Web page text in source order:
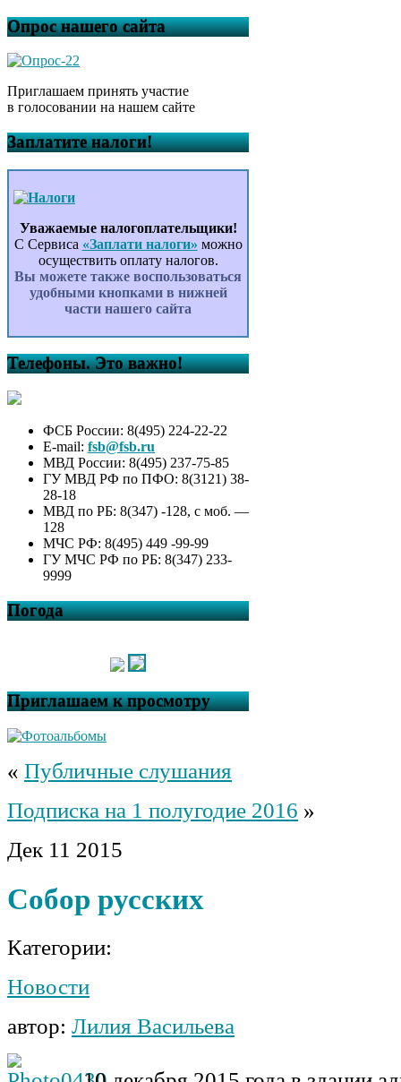
Опрос нашего сайта
Приглашаем принять участие
в голосовании на нашем сайте
Заплатите налоги!
Уважаемые налогоплательщики!
С Сервиса «Заплати налоги» можно
осуществить оплату налогов.
Вы можете также воспользоваться
удобными кнопками в нижней
части нашего сайта
Телефоны. Это важно!
ФСБ России: 8(495) 224-22-22
E-mail: fsb@fsb.ru
МВД России: 8(495) 237-75-85
ГУ МВД РФ по ПФО: 8(3121) 38-
28-18
МВД по РБ: 8(347) -128, с моб. —
128
МЧС РФ: 8(495) 449 -99-99
ГУ МЧС РФ по РБ: 8(347) 233-
9999
Погода
Приглашаем к просмотру
« Публичные слушания
Подписка на 1 полугодие 2016 »
Дек 11 2015
Собор русских
Категории:
Новости
автор: Лилия Васильева